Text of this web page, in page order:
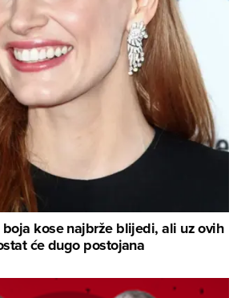
boja kose najbrže blijedi, ali uz ovih
će dugo postojana